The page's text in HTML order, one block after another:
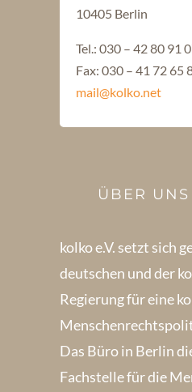
10405 Berlin
Tel.: 030 – 42 80 91
Fax: 030 – 41 72 65
mail@kolko.net
ÜBER UNS
kolko e.V. setzt sich
deutschen und der
Regierung für eine
Das Büro in Berlin
Fachstelle für die